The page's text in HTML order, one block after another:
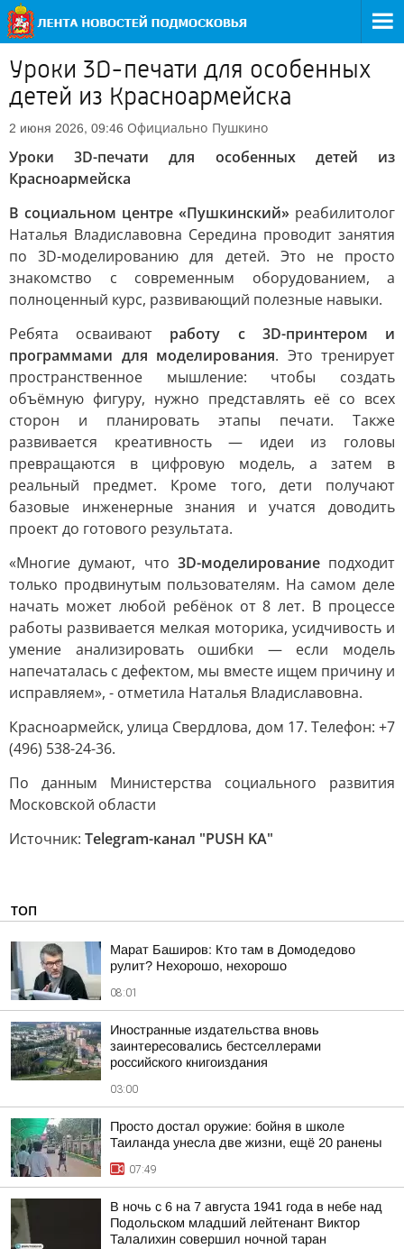
Уроки 3D-печати для особенных
детей из Красноармейска
2 июня 2026, 09:46 Официально Пушкино
Уроки 3D-печати для особенных детей из
Красноармейска
В социальном центре «Пушкинский» реабилитолог
Наталья Владиславовна Середина проводит занятия
по 3D-моделированию для детей. Это не просто
знакомство с современным оборудованием, а
полноценный курс, развивающий полезные навыки.
Ребята осваивают работу с 3D-принтером и
программами для моделирования. Это тренирует
пространственное мышление: чтобы создать
объёмную фигуру, нужно представлять её со всех
сторон и планировать этапы печати. Также
развивается креативность — идеи из головы
превращаются в цифровую модель, а затем в
реальный предмет. Кроме того, дети получают
базовые инженерные знания и учатся доводить
проект до готового результата.
«Многие думают, что 3D-моделированиеподходит
только продвинутым пользователям. На самом деле
начать может любой ребёнок от 8 лет. В процессе
работы развивается мелкая моторика, усидчивость и
умение анализировать ошибки — если модель
напечаталась с дефектом, мы вместе ищем причину и
исправляем», - отметила Наталья Владиславовна.
Красноармейск, улица Свердлова, дом 17. Телефон: +7
(496) 538-24-36.
По данным Министерства социального развития
Московской области
Источник: Telegram-канал "PUSH KA"
ТОП
Марат Баширов: Кто там в Домодедово
рулит? Нехорошо, нехорошо
08:01
Иностранные издательства вновь
заинтересовались бестселлерами
российского книгоиздания
03:00
Просто достал оружие: бойня в школе
Таиланда унесла две жизни, ещё 20 ранены
07:49
В ночь с 6 на 7 августа 1941 года в небе над
Подольском младший лейтенант Виктор
Талалихин совершил ночной таран